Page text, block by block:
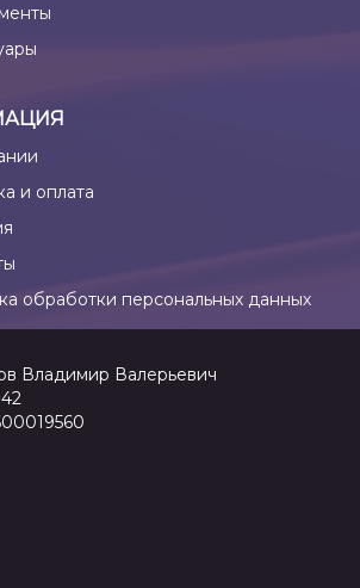
и оплата
обработки персональных данных
Владимир Валерьевич